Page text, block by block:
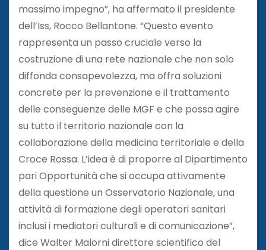
massimo impegno”, ha affermato il presidente
dell’Iss, Rocco Bellantone. “Questo evento
rappresenta un passo cruciale verso la
costruzione di una rete nazionale che non solo
diffonda consapevolezza, ma offra soluzioni
concrete per la prevenzione e il trattamento
delle conseguenze delle MGF e che possa agire
su tutto il territorio nazionale con la
collaborazione della medicina territoriale e della
Croce Rossa. L’idea è di proporre al Dipartimento
pari Opportunità che si occupa attivamente
della questione un Osservatorio Nazionale, una
attività di formazione degli operatori sanitari
inclusi i mediatori culturali e di comunicazione”,
dice Walter Malorni direttore scientifico del